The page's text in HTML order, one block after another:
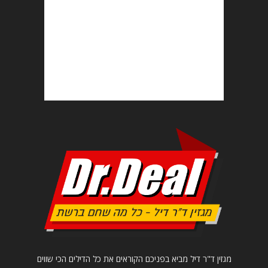
מגזין ד"ר דיל מביא בפניכם הקוראים את כל הדילים הכי שווים